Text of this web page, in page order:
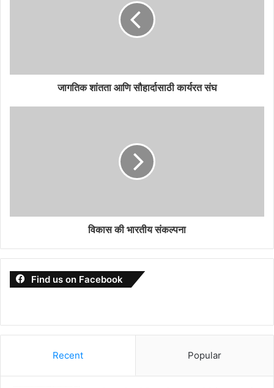
जागतिक शांतता आणि सौहार्दासाठी कार्यरत संघ
विकास की भारतीय संकल्पना
Find us on Facebook
Recent Popular